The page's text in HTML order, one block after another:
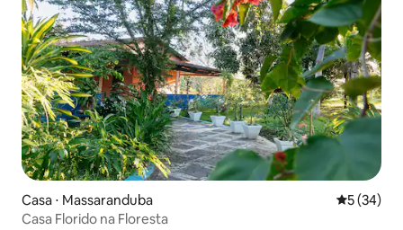
Casa ⋅ Massaranduba 5 de uma
5 (34)
Casa Florido na Floresta